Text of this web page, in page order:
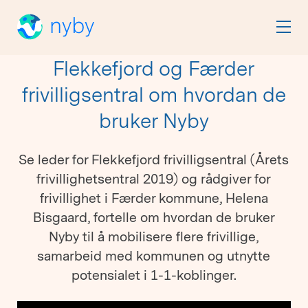
Flekkefjord og Færder
frivilligsentral om hvordan de
bruker Nyby
Se leder for Flekkefjord frivilligsentral (Årets
frivillighetsentral 2019) og rådgiver for
frivillighet i Færder kommune, Helena
Bisgaard, fortelle om hvordan de bruker
Nyby til å mobilisere flere frivillige,
samarbeid med kommunen og utnytte
potensialet i 1-1-koblinger.